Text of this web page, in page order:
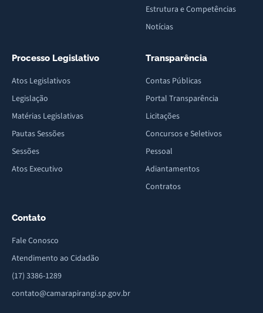
Estrutura e Competências
Notícias
Processo Legislativo
Atos Legislativos
Legislação
Matérias Legislativas
Pautas Sessões
Sessões
Atos Executivo
Transparência
Contas Públicas
Portal Transparência
Licitações
Concursos e Seletivos
Pessoal
Adiantamentos
Contratos
Contato
Fale Conosco
Atendimento ao Cidadão
(17) 3386-1289
contato@camarapirangi.sp.gov.br